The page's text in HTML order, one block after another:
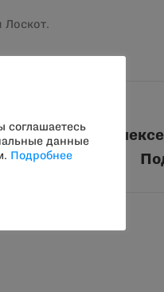
Лоскот.
дегустация
соглашаетесь
данные
Подробнее